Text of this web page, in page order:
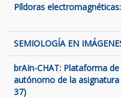
Píldoras
SEMIOLOGÍA EN
brAIn-CHAT: Plataforma
autónomo de la
37)